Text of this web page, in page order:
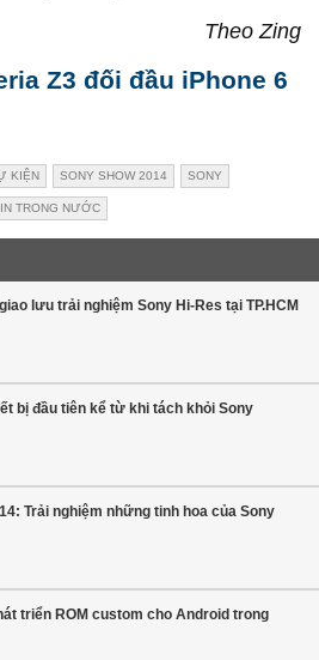
Theo Zing
Z3 đối đầu iPhone 6
KIỆN SONY SHOW 2014 SONY
TRONG NƯỚC
lưu trải nghiệm Sony Hi-Res tại TP.HCM
bị đầu tiên kể từ khi tách khỏi Sony
Trải nghiệm những tinh hoa của Sony
triển ROM custom cho Android trong